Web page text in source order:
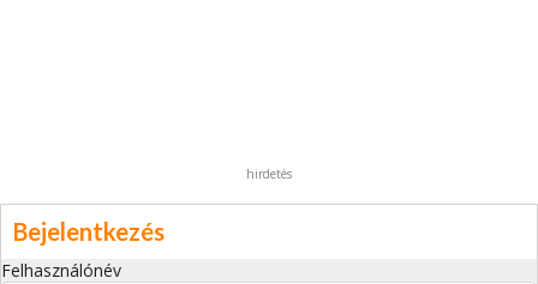
hirdetés
Bejelentkezés
Felhasználónév